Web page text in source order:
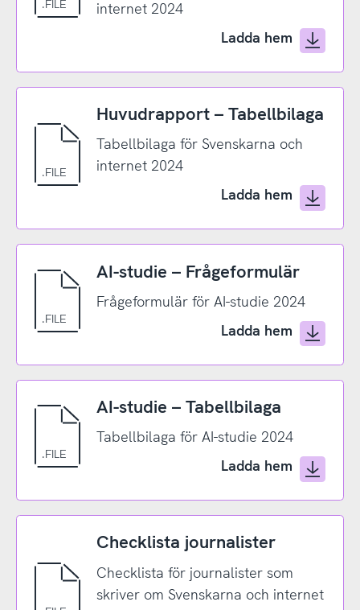
internet 2024
Ladda hem
Huvudrapport – Tabellbilaga
Tabellbilaga för Svenskarna och
internet 2024
Ladda hem
AI-studie – Frågeformulär
Frågeformulär för AI-studie 2024
Ladda hem
AI-studie – Tabellbilaga
Tabellbilaga för AI-studie 2024
Ladda hem
Checklista journalister
Checklista för journalister som
skriver om Svenskarna och internet